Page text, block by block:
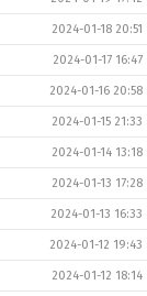
2024-01-18 20:51
2024-01-17 16:47
2024-01-16 20:58
2024-01-15 21:33
2024-01-14 13:18
2024-01-13 17:28
2024-01-13 16:33
2024-01-12 19:43
2024-01-12 18:14